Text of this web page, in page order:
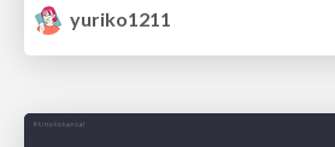
yuriko1211